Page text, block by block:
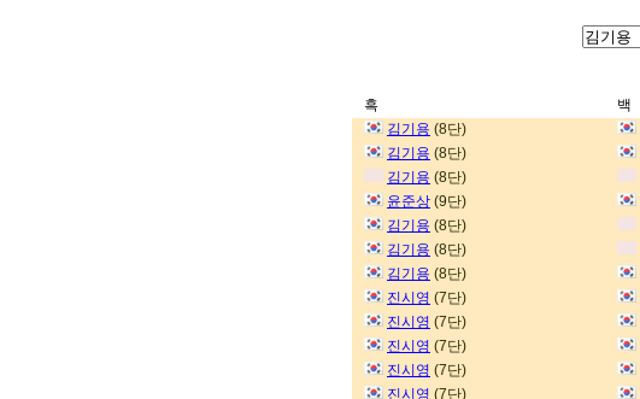
흑 백
김기용 (8단)
김기용 (8단)
김기용 (8단)
윤준상 (9단)
김기용 (8단)
김기용 (8단)
김기용 (8단)
진시영 (7단)
진시영 (7단)
진시영 (7단)
진시영 (7단)
진시영 (7단)